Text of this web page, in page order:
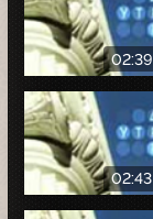
02:39
02:43